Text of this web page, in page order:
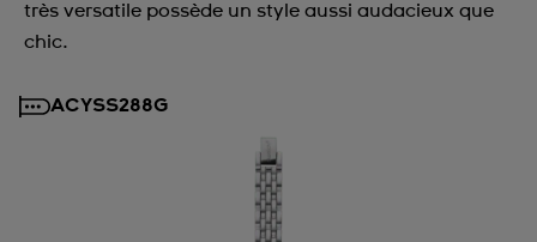
très versatile possède un style aussi audacieux que
chic.
ACYSS288G